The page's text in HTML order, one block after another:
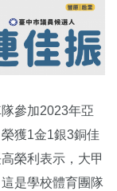
參加2023年亞
獲1金1銀3銅佳
榮利表示，大甲
是學校體育團隊